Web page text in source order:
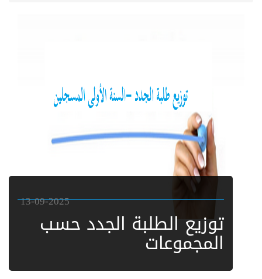
13-09-2025
توزيع الطلبة الجدد حسب
المجموعات